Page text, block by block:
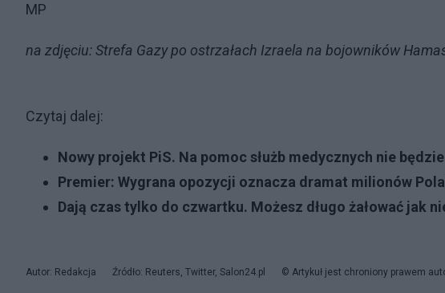
MP
na zdjęciu: Strefa Gazy po ostrzałach Izraela na bojowników
Czytaj dalej:
Nowy projekt PiS. Na pomoc służb medycznych nie
Premier: Wygrana opozycji oznacza dramat milionów
Dają czas tylko do czwartku. Możesz długo żałować jak
Autor: Redakcja Źródło: Reuters, Twitter, Salon24.pl © Artykuł jest chroniony prawem